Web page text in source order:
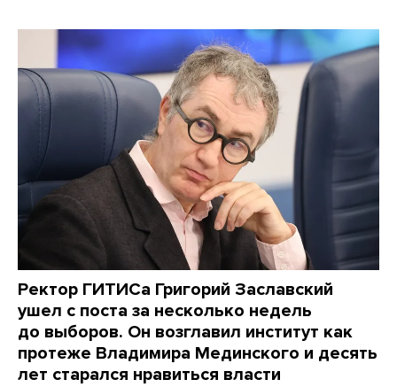
Ректор ГИТИСа Григорий Заславский
ушел с поста за несколько недель
до выборов. Он возглавил институт как
протеже Владимира Мединского и десять
лет старался нравиться власти